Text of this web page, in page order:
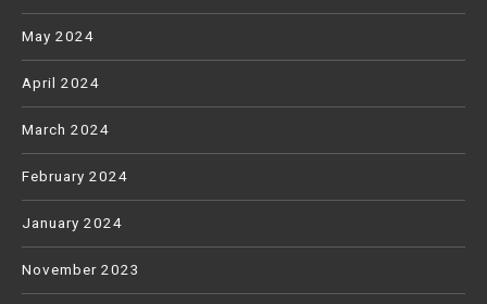
May 2024
April 2024
March 2024
February 2024
January 2024
November 2023